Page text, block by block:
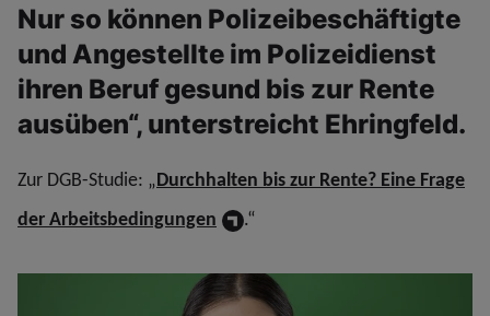
Nur so können Polizeibeschäftigte
und Angestellte im Polizeidienst
ihren Beruf gesund bis zur Rente
ausüben“, unterstreicht Ehringfeld.
Zur DGB-Studie: „Durchhalten bis zur Rente? Eine Frage
der Arbeitsbedingungen
.“